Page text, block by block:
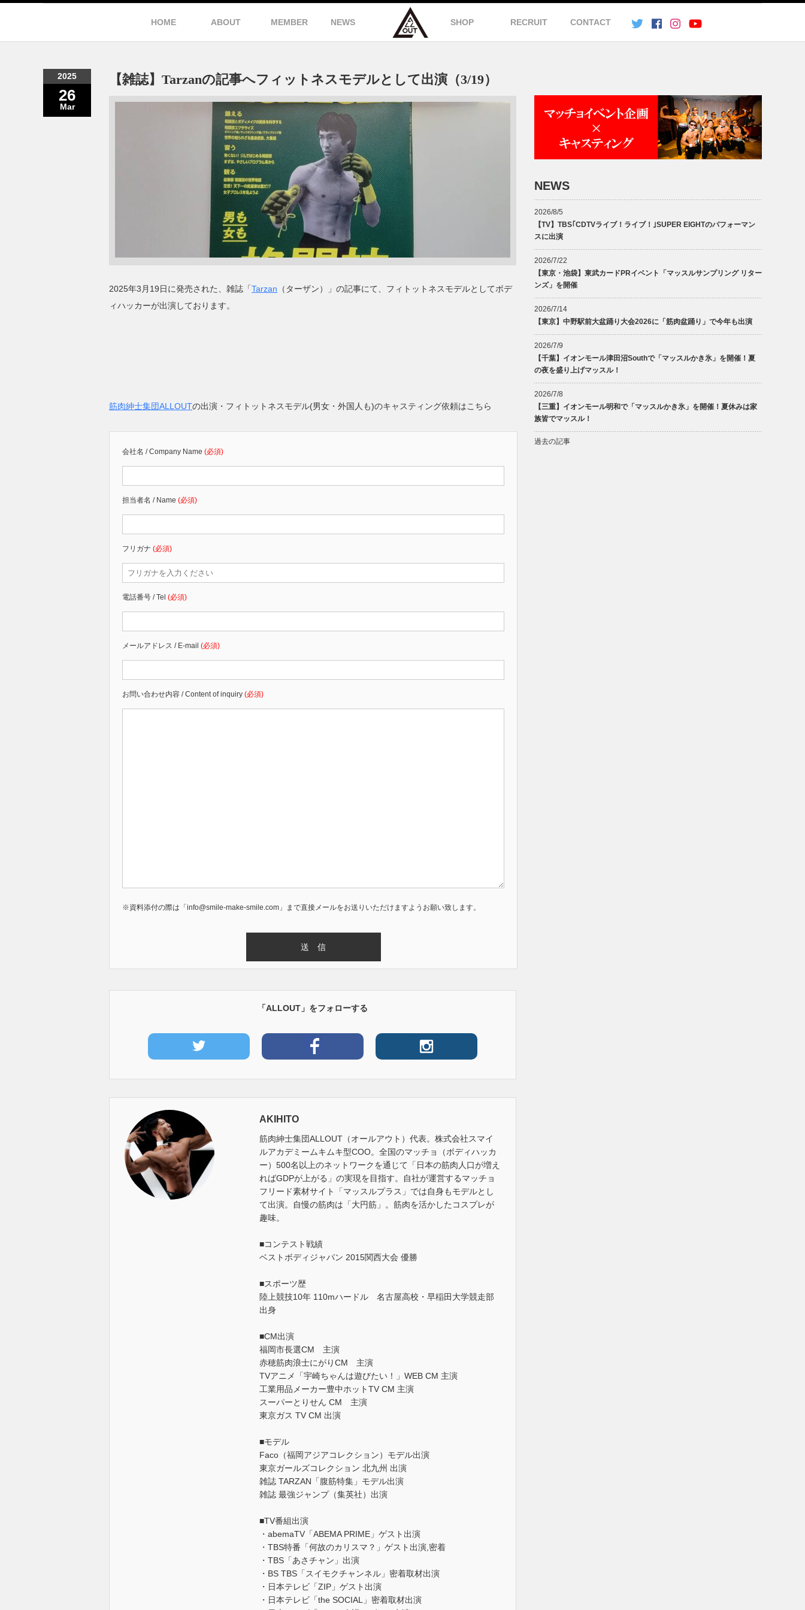
HOME ABOUT MEMBER NEWS SHOP RECRUIT CONTACT
2025
26
Mar
【雑誌】Tarzanの記事へフィットネスモデルとして出演（3/19）
2025年3月19日に発売された、雑誌「Tarzan （ターザン）」の記事にて、フィトットネスモデルとしてボデ
ィハッカーが出演しております。
筋肉紳士集団ALLOUTの出演・フィトットネスモデル(男女・外国人も)のキャスティング依頼はこちら
会社名 / Company Name (必須)
担当者名 / Name (必須)
フリガナ (必須)
電話番号 / Tel (必須)
メールアドレス / E-mail (必須)
お問い合わせ内容 / Content of inquiry (必須)
※資料添付の際は「info@smile-make-smile.com」まで直接メールをお送りいただけますようお願い致します。
「ALLOUT」をフォローする
AKIHITO
筋肉紳士集団ALLOUT（オールアウト）代表。株式会社スマイ
ルアカデミームキムキ型COO。全国のマッチョ（ボディハッカ
ー）500名以上のネットワークを通じて「日本の筋肉人口が増え
ればGDPが上がる」の実現を目指す。自社が運営するマッチョ
フリード素材サイト「マッスルプラス」では自身もモデルとし
て出演。自慢の筋肉は「大円筋」。筋肉を活かしたコスプレが
趣味。
■コンテスト戦績
ベストボディジャパン 2015関西大会 優勝
■スポーツ歴
陸上競技10年 110mハードル 名古屋高校・早稲田大学競走部
出身
■CM出演
福岡市長選CM 主演
赤穂筋肉浪士にがりCM 主演
TVアニメ「宇崎ちゃんは遊びたい！」WEB CM 主演
工業用品メーカー豊中ホットTV CM 主演
スーパーとりせん CM 主演
東京ガス TV CM 出演
■モデル
Faco（福岡アジアコレクション）モデル出演
東京ガールズコレクション 北九州 出演
雑誌 TARZAN「腹筋特集」モデル出演
雑誌 最強ジャンプ（集英社）出演
■TV番組出演
・abemaTV「ABEMA PRIME」ゲスト出演
・TBS特番「何故のカリスマ？」ゲスト出演,密着
・TBS「あさチャン」出演
・BS TBS「スイモクチャンネル」密着取材出演
・日本テレビ「ZIP」ゲスト出演
・日本テレビ「the SOCIAL」密着取材出演
NEWS
2026/8/5
【TV】TBS｢CDTVライブ！ライブ！｣SUPER EIGHTのパフォーマン
スに出演
2026/7/22
【東京・池袋】東武カードPRイベント「マッスルサンプリング リター
ンズ」を開催
2026/7/14
【東京】中野駅前大盆踊り大会2026に「筋肉盆踊り」で今年も出演
2026/7/9
【千葉】イオンモール津田沼Southで「マッスルかき氷」を開催！夏
の夜を盛り上げマッスル！
2026/7/8
【三重】イオンモール明和で「マッスルかき氷」を開催！夏休みは家
族皆でマッスル！
過去の記事